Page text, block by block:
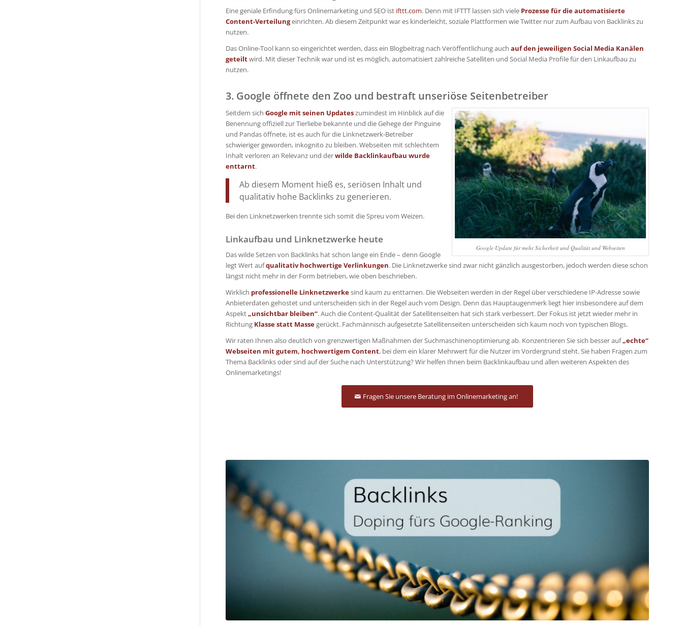
Eine geniale Erfindung fürs Onlinemarketing und SEO ist ifttt.com. Denn mit IFTTT lassen sich viele Prozesse für die automatisierte
Content-Verteilungeinrichten. Ab diesem Zeitpunkt war es kinderleicht, soziale Plattformen wie Twitter nur zum Aufbau von Backlinks zu
nutzen.
Das Online-Tool kann so eingerichtet werden, dass ein Blogbeitrag nach Veröffentlichung auch auf den jeweiligen Social Media Kanälen
geteiltwird. Mit dieser Technik war und ist es möglich, automatisiert zahlreiche Satelliten und Social Media Profile für den Linkaufbau zu
nutzen.
3. Google öffnete den Zoo und bestraft unseriöse Seitenbetreiber
Google Update für mehr Sicherheit und Qualität und Webseiten
Seitdem sich Google mit seinen Updateszumindest im Hinblick auf die
Benennung offiziell zur Tierliebe bekannte und die Gehege der Pinguine
und Pandas öffnete, ist es auch für die Linknetzwerk-Betreiber
schwieriger geworden, inkognito zu bleiben. Webseiten mit schlechtem
Inhalt verloren an Relevanz und derwilde Backlinkaufbau wurde
enttarnt.
Ab diesem Moment hieß es, seriösen Inhalt und
qualitativ hohe Backlinks zu generieren.
Bei den Linknetzwerken trennte sich somit die Spreu vom Weizen.
Linkaufbau und Linknetzwerke heute
Das wilde Setzen von Backlinks hat schon lange ein Ende – denn Google
legt Wert aufqualitativ hochwertige Verlinkungen. Die Linknetzwerke sind zwar nicht gänzlich ausgestorben, jedoch werden diese schon
längst nicht mehr in der Form betrieben, wie oben beschrieben.
Wirklich professionelle Linknetzwerkesind kaum zu enttarnen. Die Webseiten werden in der Regel über verschiedene IP-Adresse sowie
Anbieterdaten gehostet und unterscheiden sich in der Regel auch vom Design. Denn das Hauptaugenmerk liegt hier insbesondere auf dem
Aspekt„unsichtbar bleiben“. Auch die Content-Qualität der Satellitenseiten hat sich stark verbessert. Der Fokus ist jetzt wieder mehr in
Richtung Klasse statt Massegerückt. Fachmännisch aufgesetzte Satellitenseiten unterscheiden sich kaum noch von typischen Blogs.
Wir raten Ihnen also deutlich von grenzwertigen Maßnahmen der Suchmaschinenoptimierung ab. Konzentrieren Sie sich besser auf„echte“
Webseiten mit gutem, hochwertigem Content, bei dem ein klarer Mehrwert für die Nutzer im Vordergrund steht. Sie haben Fragen zum
Thema Backlinks oder sind auf der Suche nach Unterstützung? Wir helfen Ihnen beim Backlinkaufbau und allen weiteren Aspekten des
Onlinemarketings!
Fragen Sie unsere Beratung im Onlinemarketing an!